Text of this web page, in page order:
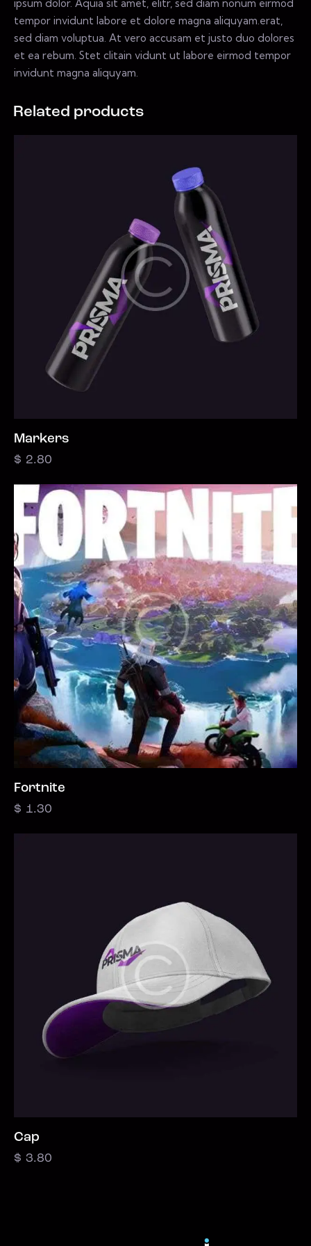
ipsum dolor. Aquia sit amet, elitr, sed diam nonum eirmod
tempor invidunt labore et dolore magna aliquyam.erat,
sed diam voluptua. At vero accusam et justo duo dolores
et ea rebum. Stet clitain vidunt ut labore eirmod tempor
invidunt magna aliquyam.
Related products
Markers
$ 2.80
Fortnite
$ 1.30
Cap
$ 3.80